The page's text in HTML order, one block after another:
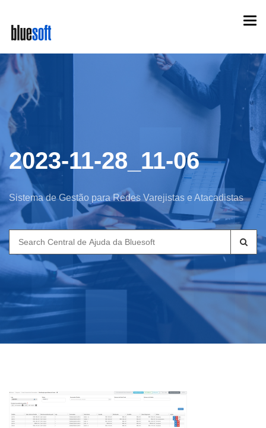
main
content
2023-11-28_11-06
Sistema de Gestão para Redes Varejistas e Atacadistas
Search
for: